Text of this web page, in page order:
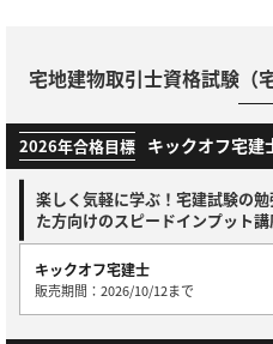
宅地建物取引士資格試験（
2026年合格目標 キックオフ宅建
楽しく気軽に学ぶ！宅建試験の
た方向けのスピードインプット
キックオフ宅建士
販売期間：2026/10/12まで